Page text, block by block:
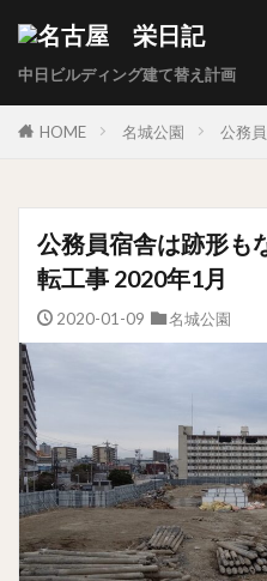
中日ビルディング建て替え計画
HOME 名城公園 公務
公務員宿舎は跡形も
転工事 2020年1月
2020-01-09 名城公園